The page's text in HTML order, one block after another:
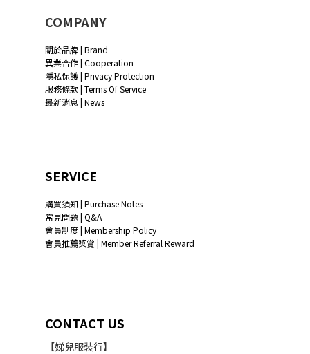
COMPANY
關於品牌 | Brand
異業合作 | Cooperation
隱私保護 | Privacy Protection
服務條款 | Terms Of Service
最新消息 | News
SERVICE
購買須知 | Purchase Notes
常見問題 | Q&A
會員制度 | Membership Policy
會員推薦獎賞 | Member Referral Reward
CONTACT US
【娣兒服裝行】